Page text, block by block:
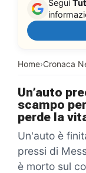
Home›Cronaca
Segui
Un’auto
scampo
perde la
Un'auto è
pressi di
è morto sul